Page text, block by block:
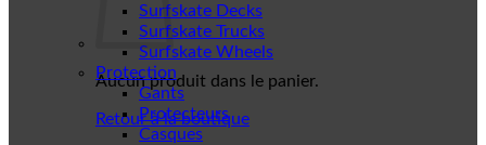
Aucun produit dans le panier.
Retour à la boutique
Surfskate Decks
Surfskate Trucks
Surfskate Wheels
Protection
Gants
Protecteurs
Casques